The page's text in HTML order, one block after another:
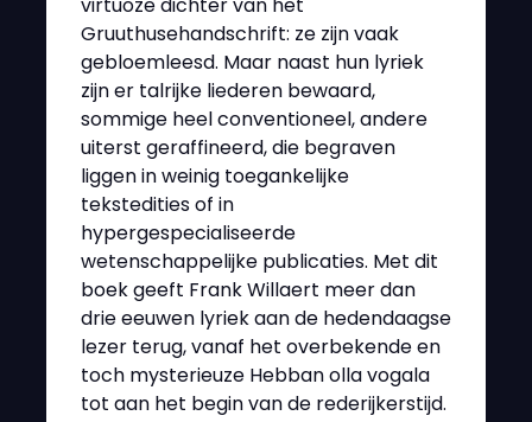
Gruuthusehandschrift: ze zijn vaak
gebloemleesd. Maar naast hun lyriek
zijn er talrijke liederen bewaard,
sommige heel conventioneel, andere
uiterst geraffineerd, die begraven
liggen in weinig toegankelijke
tekstedities of in
hypergespecialiseerde
wetenschappelijke publicaties. Met dit
boek geeft Frank Willaert meer dan
drie eeuwen lyriek aan de hedendaagse
lezer terug, vanaf het overbekende en
toch mysterieuze Hebban olla vogala
tot aan het begin van de rederijkerstijd.